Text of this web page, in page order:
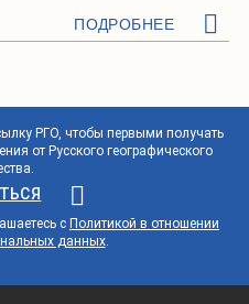
ПОДРОБНЕЕ
РГО, чтобы первыми получать
от Русского географического
с Политикой в отношении
данных.